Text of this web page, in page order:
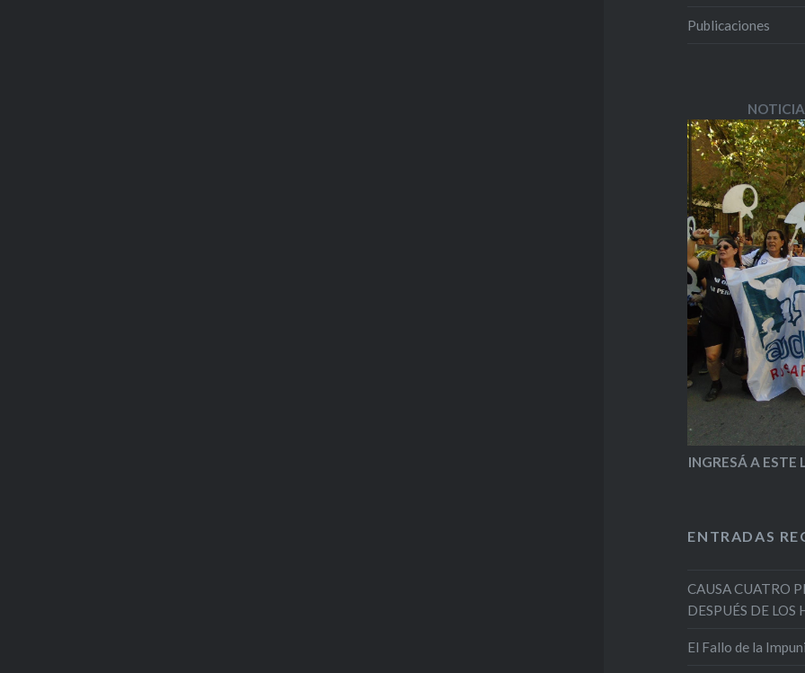
Publicaciones
INGRESÁ A ESTE
ENTRADAS
CAUSA CUATRO
DESPUÉS DE LOS
El Fallo de la